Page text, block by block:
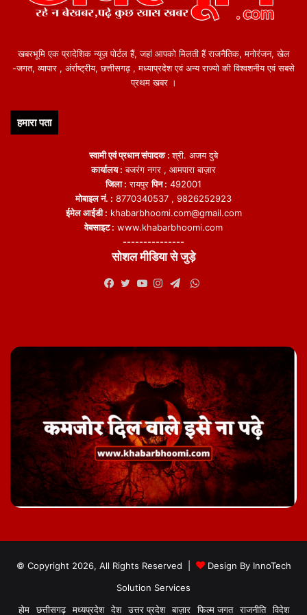
लोगों के साथ बढ़ती हिंसा के लिए केवल इजरायल जिम्मेदार है. वहीं सऊदी अरब ने
फिलिस्तीन और इजरायल से तत्काल प्रभाव से तनाव कम करने की अपील की है.
उधर, इजरायल के समर्थन में भी कई विश्वशक्तियां खुलकर आ गई हैं. जहां
अमेरिका ने खुलकर पूरा समर्थन देने का ऐलान किया है. तो वहीं, भारत के
प्रधानमंत्री नरेंद्र मोदी ने हमास के हमले की निंदा की है. पीएम मोदी ने कहा, हम
इस कठिन समय में इजरायल के साथ एकजुटता से खड़े हैं.
featured
खबरभूमि एक प्रादेशिक न्यूज़ पोर्टल हैं, जहां आपको मिलती हैं राजनैतिक, मनोरंजन, खेल
-जगत, व्यापार , अंर्राष्ट्रीय, छत्तीसगढ़ , मध्याप्रदेश एवं अन्य राज्यो की विश्वशनीय एवं सबसे
प्रथम खबर ।
हमारा पता
स्वामी एवं प्रधान संपादक :श्री. अजय दुबे
कार्यालय : बजरंग नगर , आमपारा बाज़ार
जिला : रायपुरपिन : 492001
मोबाइल नं. : 8770340537 , 9826252923
ईमेल आईडी : khabarbhoomi.com@gmail.com
वेबसाइट : www.khabarbhoomi.com
---------------
सोशल मीडिया से जुड़े
WhatsApp
© Copyright 2026, All Rights Reserved | Design By InnoTech
Solution Services
होम
छत्तीसगढ़ मध्यप्रदेश देश उत्तर प्रदेश बाज़ार फिल्म जगत राजनीति विदेश